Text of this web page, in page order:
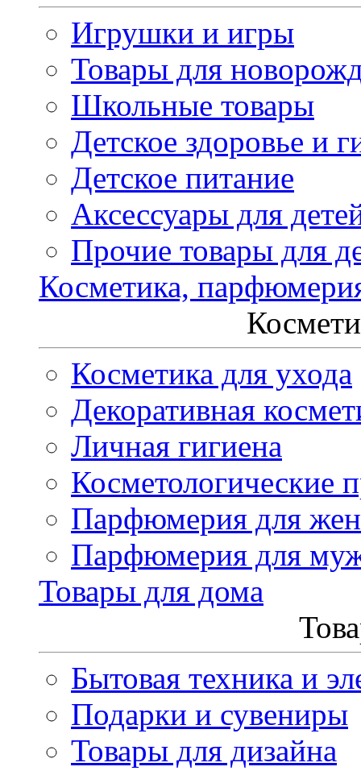
Игрушки и игры
Товары для
Школьные товары
Детское здоровье и
Детское питание
Аксессуары для
Прочие товары для
Косметика,
Косметика для ухода
Декоративная
Личная гигиена
Косметологические
Парфюмерия для
Парфюмерия для
Товары для дома
Бытовая техника и
Подарки и сувениры
Товары для дизайна